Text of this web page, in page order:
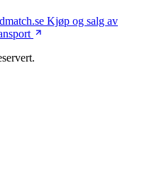
Kjøp og salg av